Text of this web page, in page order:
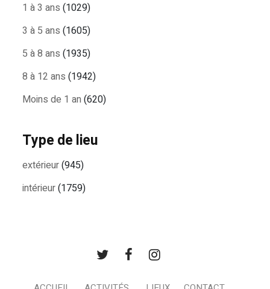
1 à 3 ans (1029)
3 à 5 ans (1605)
5 à 8 ans (1935)
8 à 12 ans (1942)
Moins de 1 an (620)
Type de lieu
extérieur(945)
intérieur(1759)